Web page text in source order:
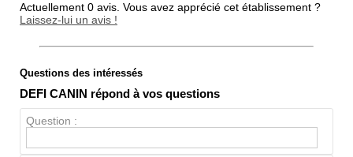
Actuellement 0 avis. Vous avez apprécié cet établissement ?
Laissez-lui un avis !
Note globale
Questions des intéressés
DEFI CANIN répond à vos questions
Question :